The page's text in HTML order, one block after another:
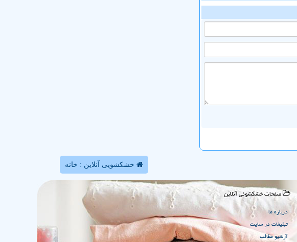
خشکشویی آنلاین : خانه
صفحات خشكشوئی آنلاین
درباره ما
تبلیغات در سایت
آرشیو مطالب